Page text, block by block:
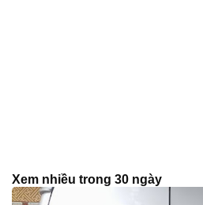
Xem nhiều trong 30 ngày